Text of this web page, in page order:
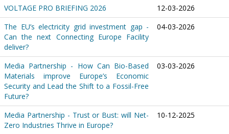
VOLTAGE PRO BRIEFING 2026
12-03-2026
The EU’s electricity grid investment gap -
Can the next Connecting Europe Facility
deliver?
04-03-2026
Media Partnership - How Can Bio-Based
Materials improve Europe’s Economic
Security and Lead the Shift to a Fossil-Free
Future?
03-03-2026
Media Partnership - Trust or Bust: will Net-
Zero Industries Thrive in Europe?
10-12-2025